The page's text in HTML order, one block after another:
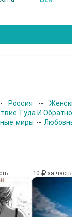
Россия --
Туда И Обратно
миры --
10 за часть